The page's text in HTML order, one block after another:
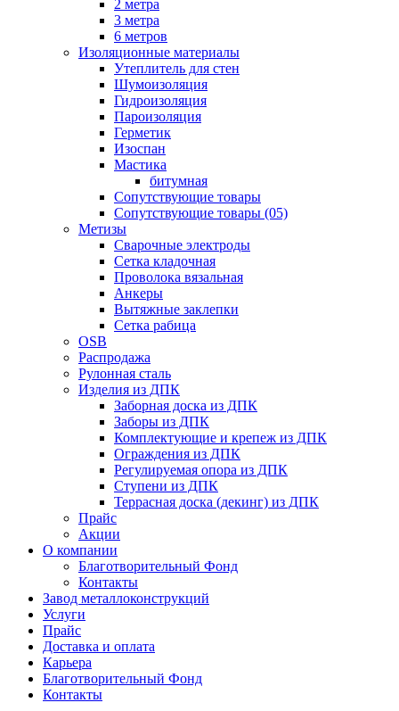
2 метра
3 метра
6 метров
Изоляционные материалы
Утеплитель для стен
Шумоизоляция
Гидроизоляция
Пароизоляция
Герметик
Изоспан
Мастика
битумная
Сопутствующие товары
Сопутствующие товары (05)
Метизы
Сварочные электроды
Сетка кладочная
Проволока вязальная
Анкеры
Вытяжные заклепки
Сетка рабица
OSB
Распродажа
Рулонная сталь
Изделия из ДПК
Заборная доска из ДПК
Заборы из ДПК
Комплектующие и крепеж из ДПК
Ограждения из ДПК
Регулируемая опора из ДПК
Ступени из ДПК
Террасная доска (декинг) из ДПК
Прайс
Акции
О компании
Благотворительный Фонд
Контакты
Завод металлоконструкций
Услуги
Прайс
Доставка и оплата
Карьера
Благотворительный Фонд
Контакты